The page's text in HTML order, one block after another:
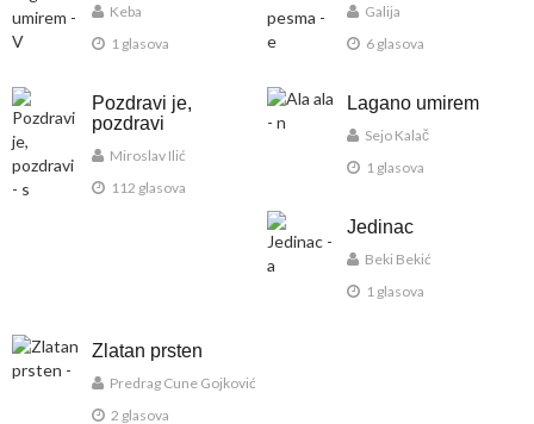
Keba
1 glasova
Galija
6 glasova
Pozdravi je,
pozdravi
Miroslav Ilić
112 glasova
Lagano umirem
Sejo Kalač
1 glasova
Jedinac
Beki Bekić
1 glasova
Zlatan prsten
Predrag Cune Gojković
2 glasova